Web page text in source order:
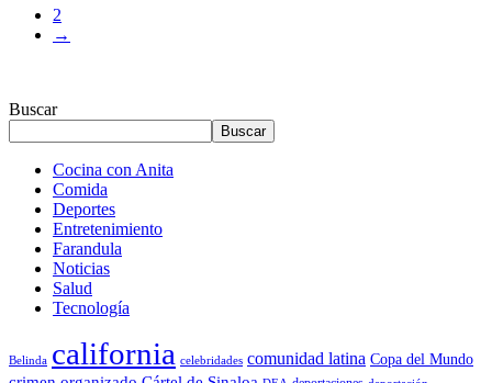
2
→
Buscar
Buscar
Cocina con Anita
Comida
Deportes
Entretenimiento
Farandula
Noticias
Salud
Tecnología
Belinda california celebridades comunidad latina Copa del Mundo